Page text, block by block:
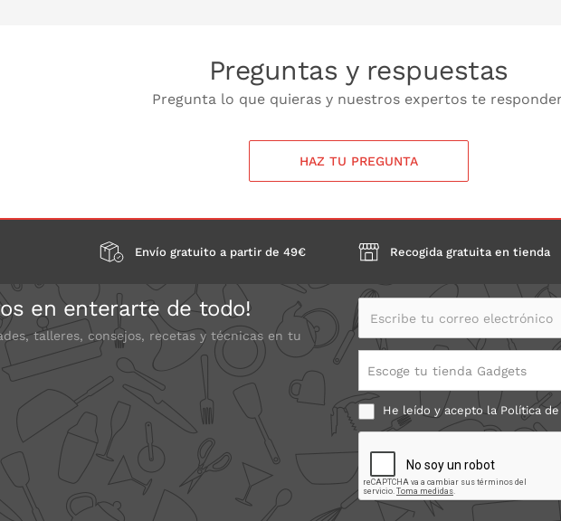
Preguntas y respuestas
Pregunta lo que quieras y nuestros expertos te
HAZ TU PREGUNTA
Envío gratuito a partir de 49€ Recogida gratuita en tienda
en enterarte de todo!
talleres, consejos, recetas y técnicas en tu
Escribe tu correo electrónico
Escoge tu tienda Gadgets
He leído y acepto la Política